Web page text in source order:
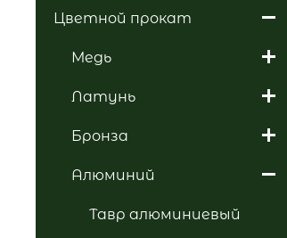
Цветной прокат
Медь
Латунь
Бронза
Алюминий
Тавр алюминиевый